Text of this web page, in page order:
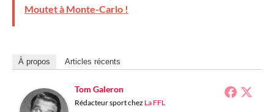
Moutet à Monte-Carlo !
À propos Articles récents
Tom Galeron
Rédacteur sportchez La FFL